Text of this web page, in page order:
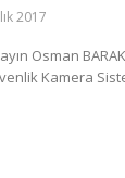
2017
Osman
Kamera